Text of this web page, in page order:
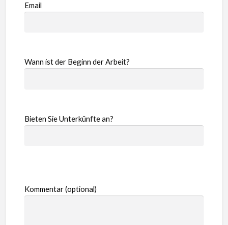
Email
Wann ist der Beginn der Arbeit?
Bieten Sie Unterkünfte an?
Kommentar (optional)